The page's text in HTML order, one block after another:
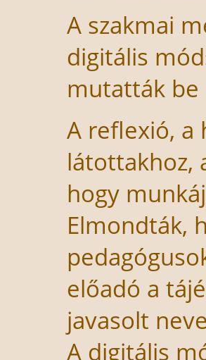
A szakmai
digitális
A reflexió, a
látottakhoz,
hogy
Elmondták,
előadó a
javasolt
A digitális